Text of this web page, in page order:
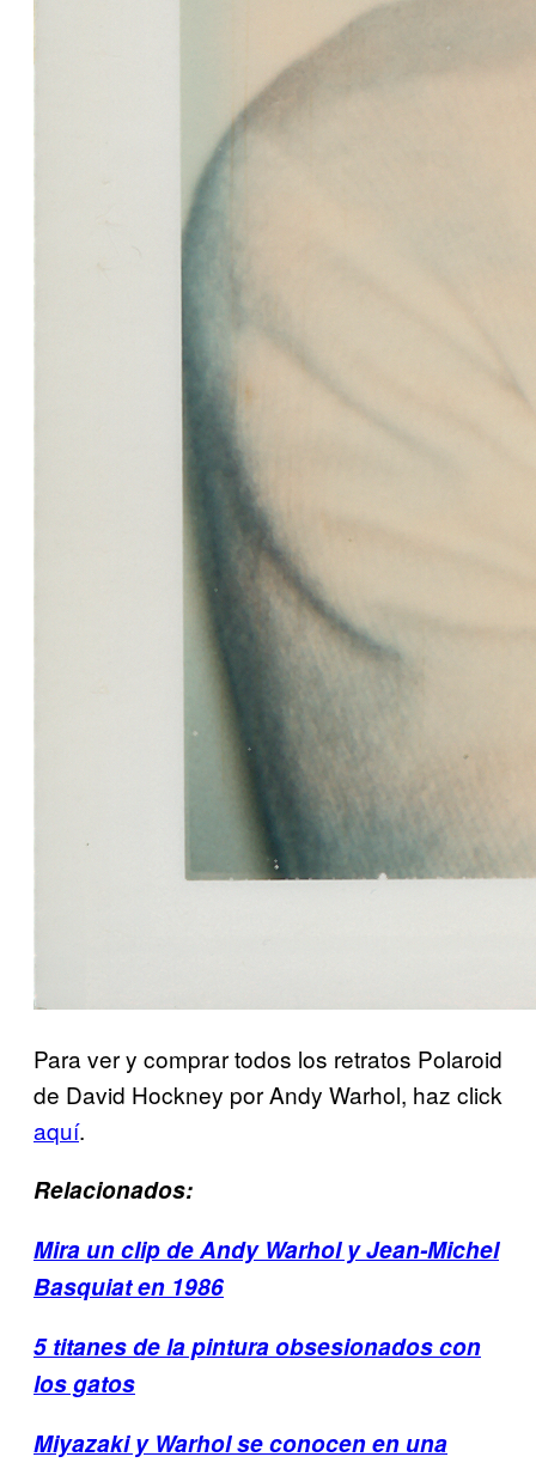
Para ver y comprar todos los retratos Polaroid
de David Hockney por Andy Warhol, haz click
aquí.
Relacionados:
Mira un clip de Andy Warhol y Jean-Michel
Basquiat en 1986
5 titanes de la pintura obsesionados con
los gatos
Miyazaki y Warhol se conocen en una